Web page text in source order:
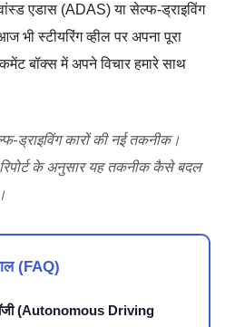
एडास (ADAS) या सेल्फ-ड्राइविंग
भी स्टीयरिंग व्हील पर अपना पूरा
बॉक्स में अपने विचार हमारे साथ
ड्राइविंग कारों की नई तकनीक।
रिपोर्ट के अनुसार यह तकनीक कैसे बदल
(FAQ)
(Autonomous Driving